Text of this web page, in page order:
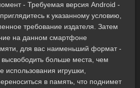
- Требуемая версия Android -
к указанному условию,
требование издателя. Затем
на данном смартфоне
для вас наименьший формат -
больше места, чем
использования игрушки,
в память, что поднимет